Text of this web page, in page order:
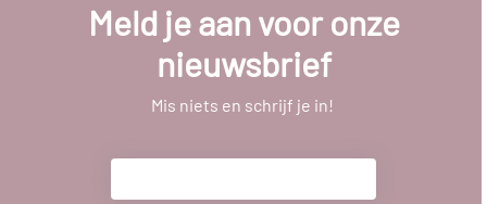
Meld je aan voor onze
nieuwsbrief
Mis niets en schrijf je in!